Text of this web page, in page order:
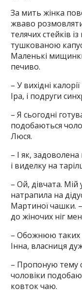
За мить жінка
жваво
телячих стейків
тушкованою
Маленькі
печиво.
– У вихідні
Іра, і подруги
– Я сьогодні
подобаються
Люся.
– І як,
і виделку на
– Ой, дівчата.
натрапила на
Мартиної чашки.
до жіночих ніг
– Обожнюю таких
Інна, власниця
– Пропоную тему
чоловіки
ковток чаю.